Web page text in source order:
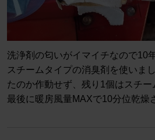
洗浄剤の匂いがイマイチなので10
スチームタイプの消臭剤を使いま
たのか作動せず、残り1個はスチー
最後に暖房風量MAXで10分位乾燥